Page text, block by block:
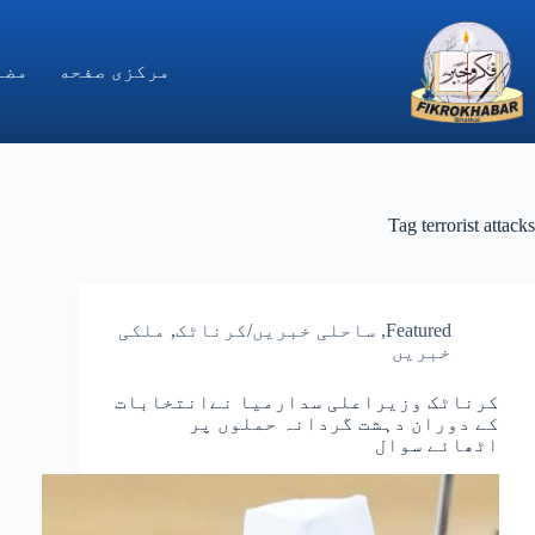
content
مركزى صفحه
Tag terrorist attacks
Featured
, ساحلی خبریں/کرناٹک, ملکی
خبریں
کرناٹک وزیراعلی سدارمیا نےانتخابات
کے دوران دہشت گردانہ حملوں پر
اٹھائے سوال